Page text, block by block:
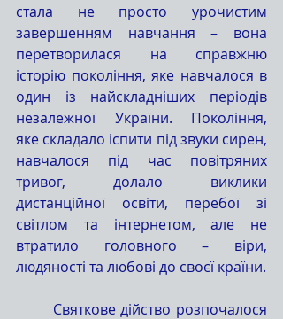
стала не просто урочистим
завершенням навчання – вона
перетворилася на справжню
історію покоління, яке навчалося в
один із найскладніших періодів
незалежної України. Покоління,
яке складало іспити під звуки сирен,
навчалося під час повітряних
тривог, долало виклики
дистанційної освіти, перебої зі
світлом та інтернетом, але не
втратило головного – віри,
людяності та любові до своєї країни.